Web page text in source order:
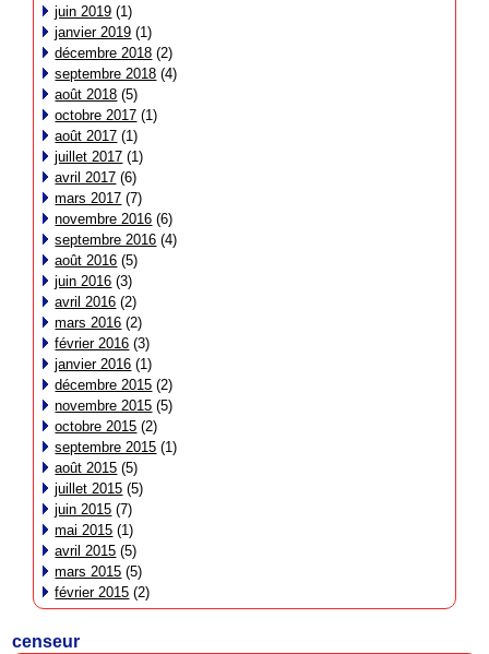
juin 2019 (1)
janvier 2019 (1)
décembre 2018 (2)
septembre 2018 (4)
août 2018 (5)
octobre 2017 (1)
août 2017 (1)
juillet 2017 (1)
avril 2017 (6)
mars 2017 (7)
novembre 2016 (6)
septembre 2016 (4)
août 2016 (5)
juin 2016 (3)
avril 2016 (2)
mars 2016 (2)
février 2016 (3)
janvier 2016 (1)
décembre 2015 (2)
novembre 2015 (5)
octobre 2015 (2)
septembre 2015 (1)
août 2015 (5)
juillet 2015 (5)
juin 2015 (7)
mai 2015 (1)
avril 2015 (5)
mars 2015 (5)
février 2015 (2)
censeur